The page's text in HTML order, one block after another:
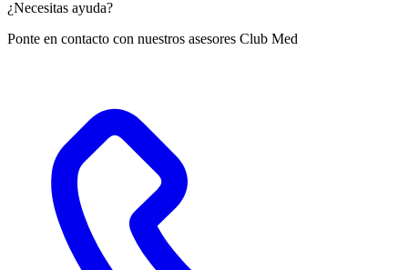
¿Necesitas ayuda?
Ponte en contacto con nuestros asesores Club Med